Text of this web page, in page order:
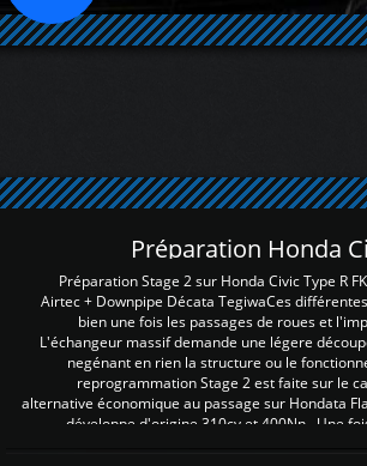
Préparation Honda
Préparation Stage 2 sur Honda Civic Type R
Airtec + Downpipe Décata TegiwaCes
bien une fois les passages de roues et
L'échangeur massif demande une légere
negénant en rien la structure ou le
reprogrammation Stage 2 est faite sur le
alternative économique au passage sur Hondata
développe d'origine 310cv et 400Nn , Une